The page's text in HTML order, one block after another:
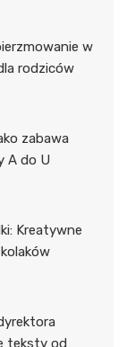
w
rodziców
zabawa
A do U
Kreatywne
teksty od